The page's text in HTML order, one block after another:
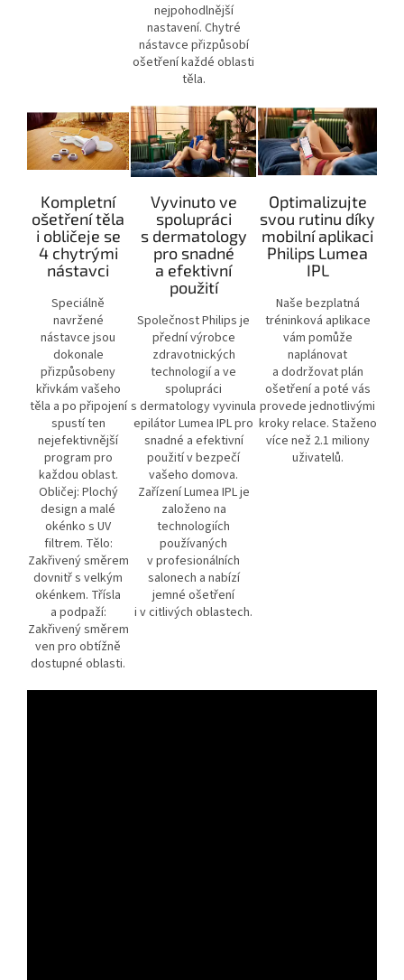
nejpohodlnější
nastavení. Chytré
nástavce přizpůsobí
ošetření každé oblasti
těla.
Kompletní
ošetření těla
i obličeje se
4 chytrými
nástavci
Speciálně
navržené
nástavce jsou
dokonale
přizpůsobeny
křivkám vašeho
těla a po připojení
spustí ten
nejefektivnější
program pro
každou oblast.
Obličej: Plochý
design a malé
okénko s UV
filtrem. Tělo:
Zakřivený směrem
dovnitř s velkým
okénkem. Třísla
a podpaží:
Zakřivený směrem
ven pro obtížně
dostupné oblasti.
Vyvinuto ve
spolupráci
s dermatology
pro snadné
a efektivní
použití
Společnost Philips je
přední výrobce
zdravotnických
technologií a ve
spolupráci
s dermatology vyvinula
epilátor Lumea IPL pro
snadné a efektivní
použití v bezpečí
vašeho domova.
Zařízení Lumea IPL je
založeno na
technologiích
používaných
v profesionálních
salonech a nabízí
jemné ošetření
i v citlivých oblastech.
Optimalizujte
svou rutinu díky
mobilní aplikaci
Philips Lumea
IPL
Naše bezplatná
tréninková aplikace
vám pomůže
naplánovat
a dodržovat plán
ošetření a poté vás
provede jednotlivými
kroky relace. Staženo
více než 2.1 miliony
uživatelů.